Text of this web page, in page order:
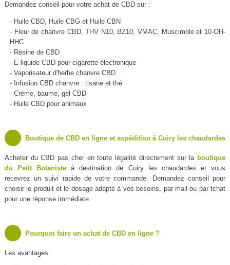
Demandez conseil pour votre achat de CBD sur :
- Huile CBD, Huile CBG et Huile CBN
- Fleur de chanvre CBD, THV N10, BZ10, VMAC, Muscimole et 10-OH-
HHC
- Résine de CBD
- E liquide CBD pour cigarette électronique
- Vaporisateur d'herbe chanvre CBD
- Infusion CBD chanvre : tisane et thé
- Crème, baume, gel CBD
- Huile CBD pour animaux
Boutique de CBD en ligne et expédition à Cuiry les chaudardes
Acheter du CBD pas cher en toute légalité directement sur la boutique
du Petit Botaniste à destination de Cuiry les chaudardes et vous
recevrez un suivi rapide de votre commande. Demandez conseil pour
choisir le produit et le dosage adapté à vos besoins, par mail ou par tchat
pour une réponse immédiate.
Pourquoi faire un achat de CBD en ligne ?
Les avantages :